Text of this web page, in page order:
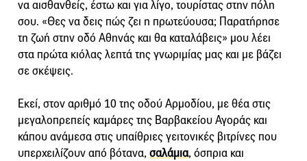
να αισθανθείς, έστω και για λίγο, τουρίστας στην πόλη
σου. «Θες να δεις πώς ζει η πρωτεύουσα; Παρατήρησε
τη ζωή στην οδό Αθηνάς και θα καταλάβεις» μου λέει
στα πρώτα κιόλας λεπτά της γνωριμίας μας και με βάζει
σε σκέψεις.
Εκεί, στον αριθμό 10 της οδού Αρμοδίου, με θέα στις
μεγαλοπρεπείς καμάρες της Βαρβακείου Αγοράς και
κάπου ανάμεσα στις υπαίθριες γειτονικές βιτρίνες που
υπερχειλίζουν από βότανα, σαλάμια, όσπρια και